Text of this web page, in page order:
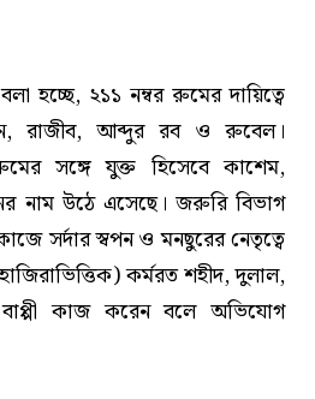
হচ্ছে, ২১১ নম্বর রুমের দায়িত্বে
রাজীব, আব্দুর রব ও রুবেল।
সঙ্গে যুক্ত হিসেবে কাশেম,
নাম উঠে এসেছে। জরুরি বিভাগ
সর্দার স্বপন ও মনছুরের নেতৃত্বে
কর্মরত শহীদ, দুলাল,
বাপ্পী কাজ করেন বলে অভিযোগ